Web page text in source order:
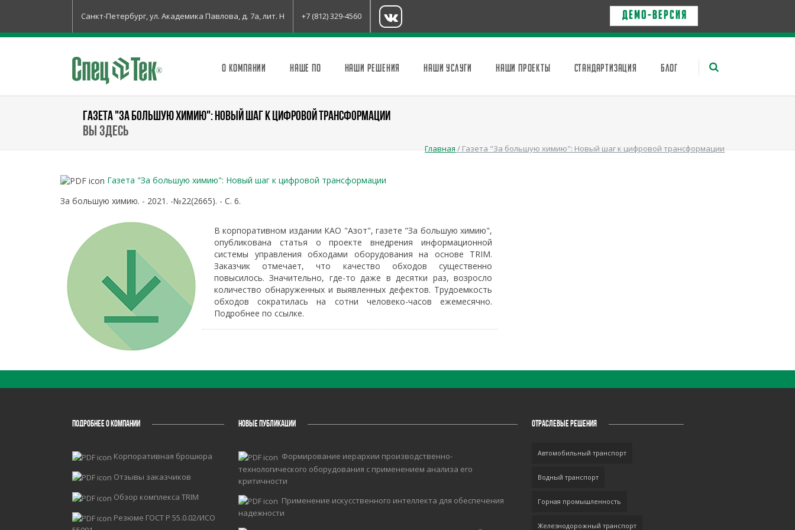
Санкт-Петербург, ул. Академика Павлова, д. 7а, лит. Н +7 (812) 329-4560 Д Е М О - в е р с и я
О КОМПАНИИ НАШЕ ПО НАШИ РЕШЕНИЯ НАШИ УСЛУГИ НАШИ ПРОЕКТЫ СТАНДАРТИЗАЦИЯ БЛОГ
ГАЗЕТА "ЗА БОЛЬШУЮ ХИМИЮ": НОВЫЙ ШАГ К ЦИФРОВОЙ ТРАНСФОРМАЦИИ
Вы здесь
Главная/Газета "За большую химию": Новый шаг к цифровой трансформации
Газета "За большую химию": Новый шаг к цифровой трансформации
За большую химию. - 2021. -№22(2665). - C. 6.
В корпоративном издании КАО "Азот", газете "За большую химию",
опубликована статья о проекте внедрения информационной
системы управления обходами оборудования на основе TRIM.
Заказчик отмечает, что качество обходов существенно
повысилось. Значительно, где-то даже в десятки раз, возросло
количество обнаруженных и выявленных дефектов. Трудоемкость
обходов сократилась на сотни человеко-часов ежемесячно.
Подробнее по ссылке.
ПОДРОБНЕЕ О КОМПАНИИ
Корпоративная брошюра
Отзывы заказчиков
Обзор комплекса TRIM
Резюме ГОСТ Р 55.0.02/ИСО
НОВЫЕ ПУБЛИКАЦИИ
Формирование иерархии производственно-
технологического оборудования с применением анализа его
критичности
Применение искусственного интеллекта для обеспечения
надежности
ОТРАСЛЕВЫЕ РЕШЕНИЯ
Автомобильный транспорт
Водный транспорт
Горная промышленность
Железнодорожный транспорт